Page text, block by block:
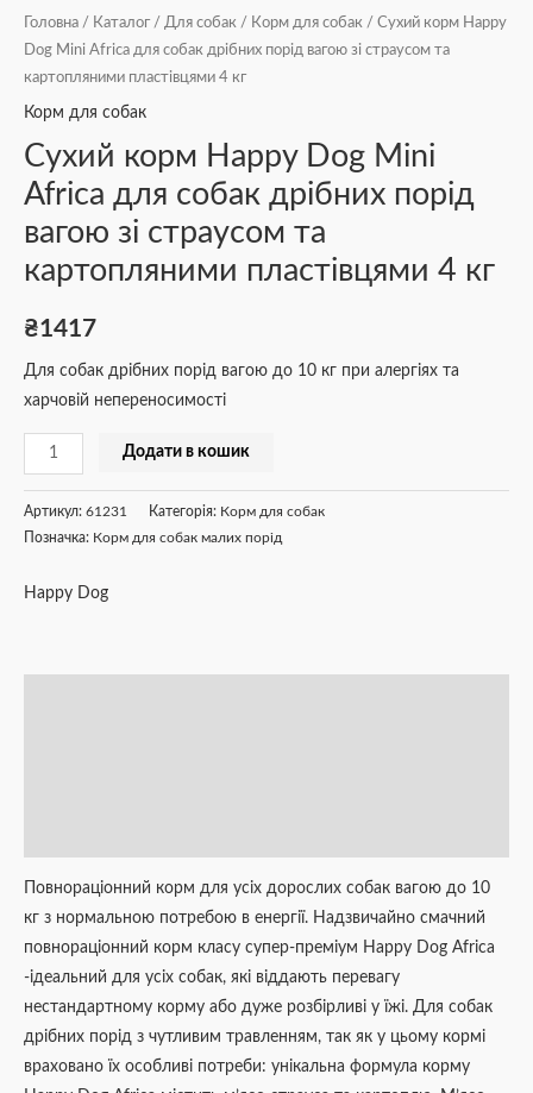
Головна / Каталог / Для собак / Корм для собак / Сухий корм Happy
Dog Mini Africa для собак дрібних порід вагою зі страусом та
картопляними пластівцями 4 кг
Корм для собак
Сухий корм Happy Dog Mini
Africa для собак дрібних порід
вагою зі страусом та
картопляними пластівцями 4 кг
₴1417
Для собак дрібних порід вагою до 10 кг при алергіях та
харчовій непереносимості
кількість
Додати в кошик
Артикул: 61231 Категорія: Корм для собак
Позначка: Корм для собак малих порід
Happy Dog
Повнораціонний корм для усіх дорослих собак вагою до 10
кг з нормальною потребою в енергії. Надзвичайно смачний
повнораціонний корм класу супер-преміум Happy Dog Africa
-ідеальний для усіх собак, які віддають перевагу
нестандартному корму або дуже розбірливі у їжі. Для собак
дрібних порід з чутливим травленням, так як у цьому кормі
враховано їх особливі потреби: унікальна формула корму